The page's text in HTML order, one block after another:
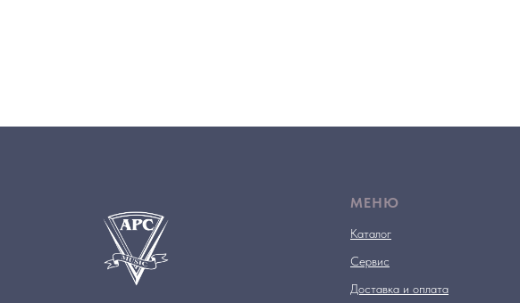
МЕНЮ
Каталог
Сервис
Доставка и оплата